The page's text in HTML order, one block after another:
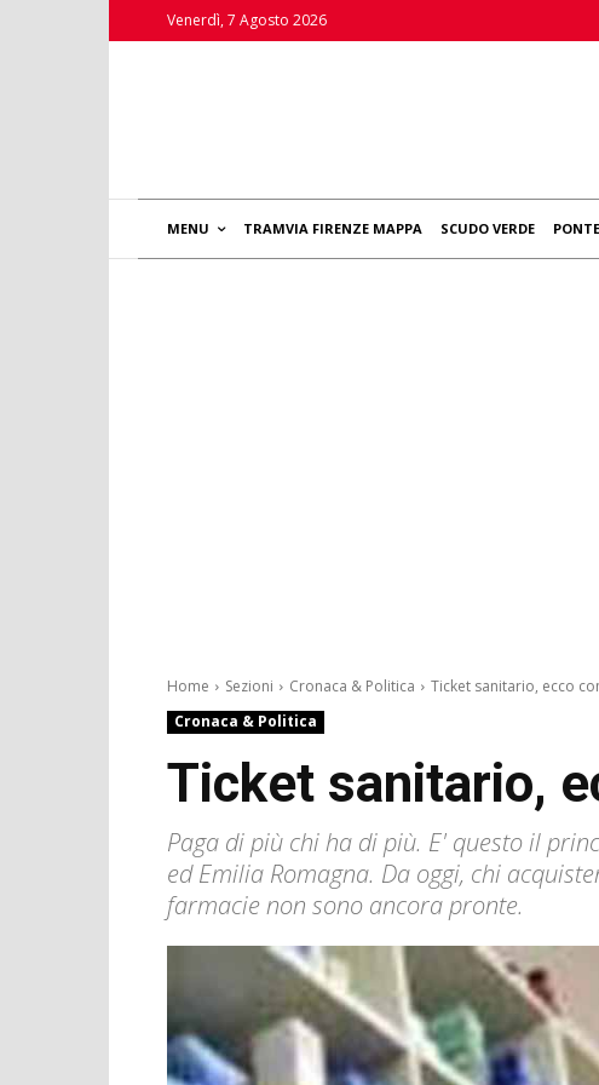
Venerdì, 7 Agosto 2026
MENU TRAMVIA FIRENZE MAPPA SCUDO VERDE
Home Sezioni Cronaca & Politica
Ticket sanitario, ecco
Cronaca & Politica
Ticket sanitario,
Paga di più chi ha di più. E' questo il
ed Emilia Romagna. Da oggi, chi
farmacie non sono ancora pronte.